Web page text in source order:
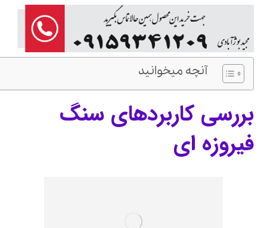
آنچه میخوانید
بررسی کاربردهای سنگ
فیروزه ای